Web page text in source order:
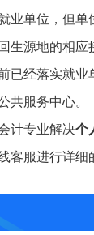
业单位，但
源地的相应
已经落实就
服务中心。
计专业解决个
服进行详细